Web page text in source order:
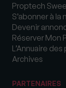
Proptech
S’abonner à
Devenir
Réserver Mon
L’Annuaire
Archives
PARTENAIRES